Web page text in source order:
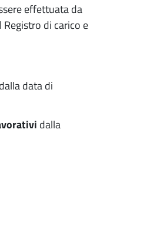
effettuata da
di carico e
dalla data di
dalla